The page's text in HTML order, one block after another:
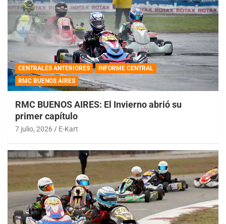
CENTRALES ANTERIORES
INFORME CENTRAL
RMC BUENOS AIRES
RMC BUENOS AIRES: El Invierno abrió su
primer capítulo
7 julio, 2026 E-Kart